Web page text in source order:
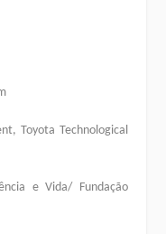
Toyota Technological
e Vida/ Fundação